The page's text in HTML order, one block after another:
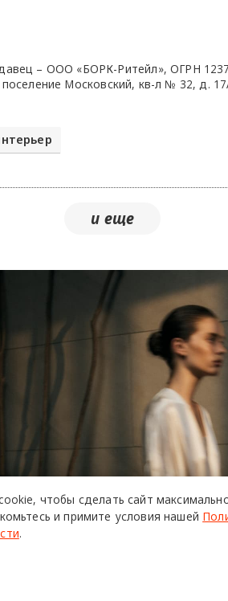
– ООО «БОРК-Ритейл», ОГРН
Московский, кв-л № 32, д.
чтобы сделать сайт
и примите условия нашей
.